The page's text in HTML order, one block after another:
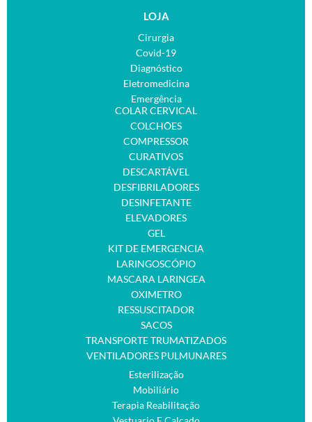
LOJA
Cirurgia
Covid-19
Diagnóstico
Eletromedicina
Emergência
COLAR CERVICAL
COLCHÕES
COMPRESSOR
CURATIVOS
DESCARTÁVEL
DESFIBRILADORES
DESINFETANTE
ELEVADORES
GEL
KIT DE EMERGENCIA
LARINGOSCÓPIO
MASCARA LARINGEA
OXIMETRO
RESSUSCITADOR
SACOS
TRANSPORTE TRUMATIZADOS
VENTILADORES PULMUNARES
Esterilização
Mobiliário
Terapia Reabilitação